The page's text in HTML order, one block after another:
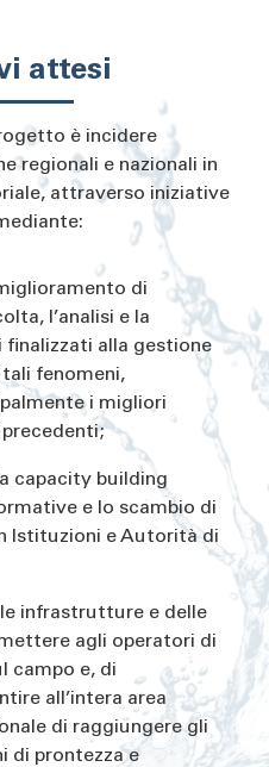
attesi
è incidere
regionali e nazionali in
attraverso iniziative
di
l’analisi e la
finalizzati alla gestione
tali fenomeni,
i migliori
capacity building
e lo scambio di
Istituzioni e Autorità di
infrastrutture e delle
agli operatori di
campo e, di
all’intera area
di raggiungere gli
di prontezza e